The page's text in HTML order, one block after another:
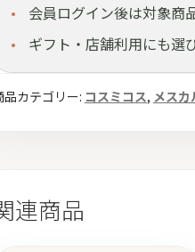
会員ログイン後は対象商
ギフト・店舗利用にも選
品カテゴリー: コスミコス, メスカ
連商品